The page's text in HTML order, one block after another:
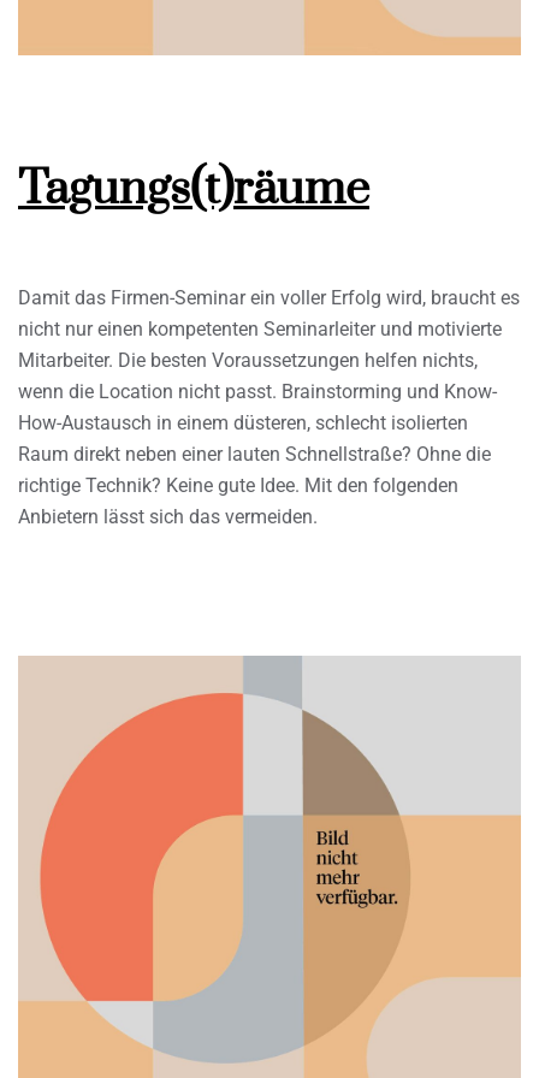
Tagungs(t)räume
Damit das Firmen-Seminar ein voller Erfolg wird, braucht es
nicht nur einen kompetenten Seminarleiter und motivierte
Mitarbeiter. Die besten Voraussetzungen helfen nichts,
wenn die Location nicht passt. Brainstorming und Know-
How-Austausch in einem düsteren, schlecht isolierten
Raum direkt neben einer lauten Schnellstraße? Ohne die
richtige Technik? Keine gute Idee. Mit den folgenden
Anbietern lässt sich das vermeiden.